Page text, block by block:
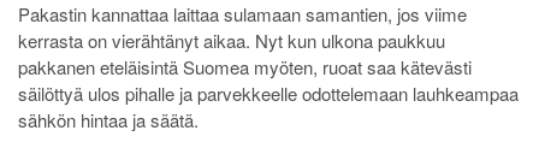
Pakastin kannattaa laittaa sulamaan samantien, jos viime
kerrasta on vierähtänyt aikaa. Nyt kun ulkona paukkuu
pakkanen eteläisintä Suomea myöten, ruoat saa kätevästi
säilöttyä ulos pihalle ja parvekkeelle odottelemaan lauhkeampaa
sähkön hintaa ja säätä.